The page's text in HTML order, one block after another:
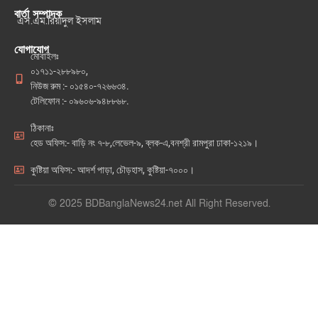
বার্তা সম্পাদক
এস.এম.রিয়াদুল ইসলাম
যোগাযোগ
মোবাইলঃ
০১৭১১-২৮৮৯৮০,
নিউজ রুম :- ০১৫৪০-৭২৬৬৩৪.
টেলিফোন :- ০৯৬০৬-৯৪৮৮৬৮.
ঠিকানাঃ
হেড অফিস:- বাড়ি নং ৭-৮,লেভেল-৯, ব্লক-এ,বনশ্রী রামপুরা ঢাকা-১২১৯।
কুষ্টিয়া অফিস:- আদর্শ পাড়া, চৌড়হাস, কুষ্টিয়া-৭০০০।
© 2025 BDBanglaNews24.net All Right Reserved.